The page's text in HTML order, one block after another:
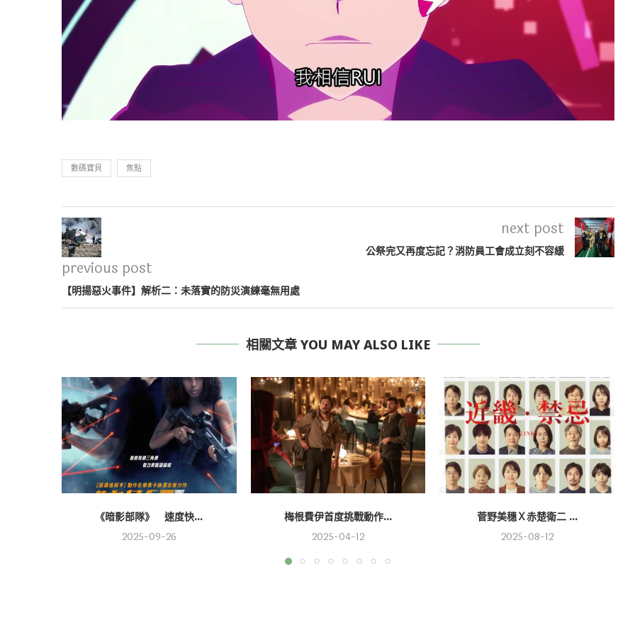
數碼寶貝 焦點
previous post
【明揚惡火事件】解析二：未落實的防災演練毫無用處
next post
公祭完又再度忘記？消防員工會成立刻不容緩
相關文章 YOU MAY ALSO LIKE
《暗影部隊》 速度快...
2025-09-26
梅根費伊首度挑戰動作...
2025-04-12
菅野美穗Ｘ赤楚衛二 ...
2025-08-12